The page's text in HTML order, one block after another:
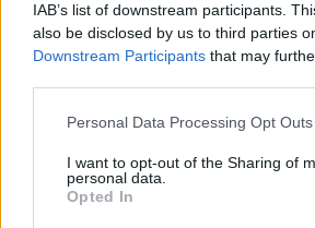
IAB’s list of downstream participants.
also be disclosed by us to third parties
Downstream Participants that may
Personal Data Processing Opt Outs
I want to opt-out of the Sharing of
personal data.
Opted In
Įvairiausi Užgavėnių blynai:
Maistas 2020-02-24